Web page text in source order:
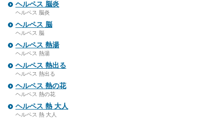
ヘルペス 脳炎
ヘルペス 脳炎
ヘルペス 脳
ヘルペス 脳
ヘルペス 熱湯
ヘルペス 熱湯
ヘルペス 熱出る
ヘルペス 熱出る
ヘルペス 熱の花
ヘルペス 熱の花
ヘルペス 熱 大人
ヘルペス 熱 大人